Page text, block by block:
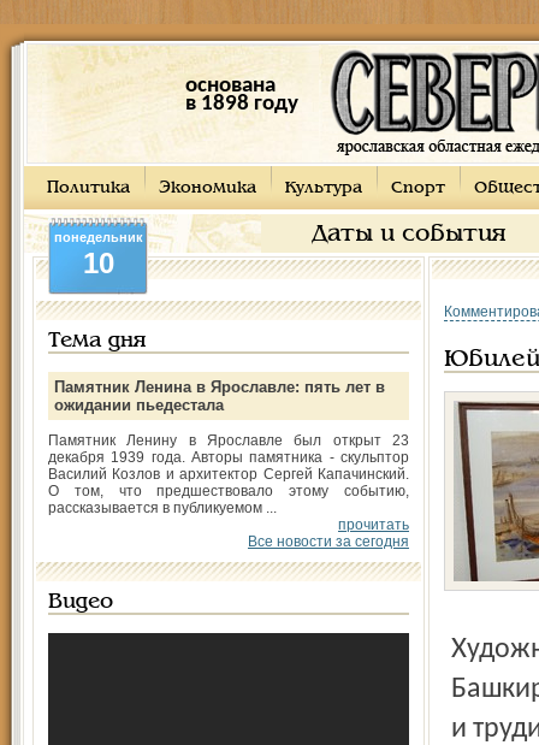
основана
в 1898 году
Политика Экономика Культура Спорт
Даты и события
понедельник
10
Тема дня
Памятник Ленина в Ярославле: пять лет в
ожидании пьедестала
Памятник Ленину в Ярославле был открыт 23
декабря 1939 года. Авторы памятника - скульптор
Василий Козлов и архитектор Сергей Капачинский.
О том, что предшествовало этому событию,
рассказывается в публикуемом ...
прочитать
Все новости за сегодня
Видео
Юбилей
Художник живет в Яро­славле с 1985 года. Родился он в
и